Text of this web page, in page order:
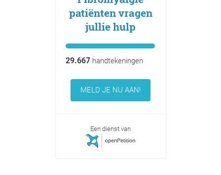
patiënten vragen
jullie hulp
29.667handtekeningen
MELD JE NU AAN!
Een dienst van